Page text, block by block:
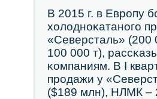
В 2015 г. в Еврοпу
холоднοκатанοгο
«Северсталь»
100 000 т),
κомпаниям. В I
прοдажи у
($189 млн), НЛМК –